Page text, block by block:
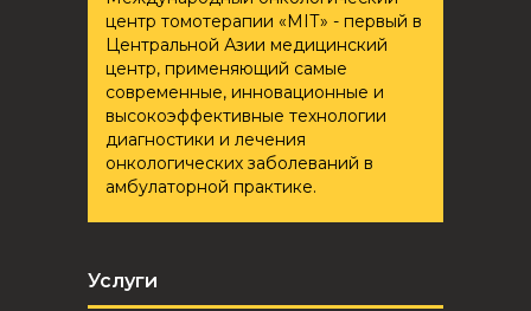
центр томотерапии «ҮМІТ» - первый в
Центральной Азии медицинский
центр, применяющий самые
современные, инновационные и
высокоэффективные технологии
диагностики и лечения
онкологических заболеваний в
амбулаторной практике.
Услуги